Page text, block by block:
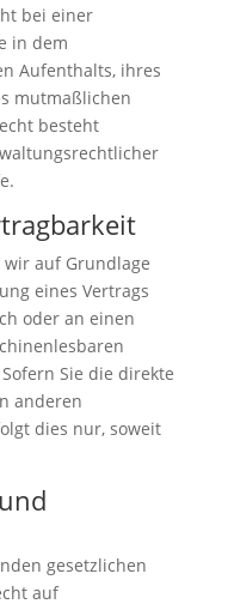
bei einer
in dem
Aufenthalts, ihres
mutmaßlichen
besteht
wir auf Grundlage
eines Vertrags
oder an einen
Sie die direkte
anderen
dies nur, soweit
gesetzlichen
auf